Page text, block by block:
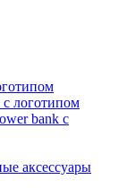
логотипом
bank с
аксессуары